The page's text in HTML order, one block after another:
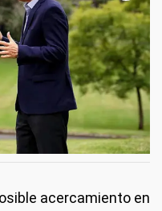
acercamiento en